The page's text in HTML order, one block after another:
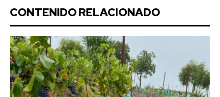
CONTENIDO RELACIONADO